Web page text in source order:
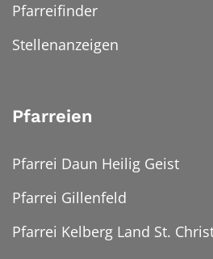
Pfarreifinder
Stellenanzeigen
Pfarreien
Pfarrei Daun Heilig Geist
Pfarrei Gillenfeld
Pfarrei Kelberg Land St.